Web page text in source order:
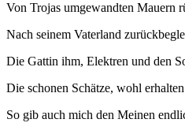
Von Trojas umgewandten Mauern
Nach seinem Vaterland
Die Gattin ihm, Elektren und den
Die schonen Schätze, wohl erhalten
So gib auch mich den Meinen